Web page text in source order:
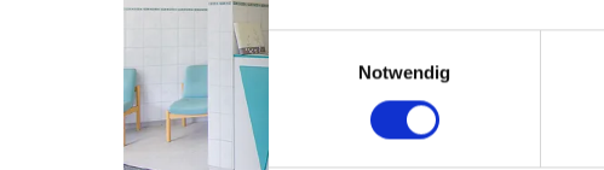
Notwendig